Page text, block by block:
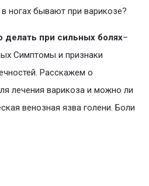
ногах бывают при варикозе?
делать при сильных болях–
Симптомы и признаки
Расскажем о
лечения варикоза и можно ли
венозная язва голени. Боли